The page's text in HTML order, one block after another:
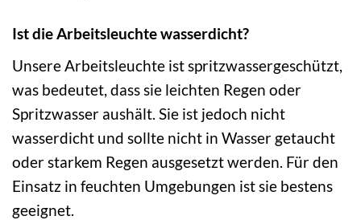
Ist die Arbeitsleuchte wasserdicht?
Unsere Arbeitsleuchte ist spritzwassergeschützt,
was bedeutet, dass sie leichten Regen oder
Spritzwasser aushält. Sie ist jedoch nicht
wasserdicht und sollte nicht in Wasser getaucht
oder starkem Regen ausgesetzt werden. Für den
Einsatz in feuchten Umgebungen ist sie bestens
geeignet.